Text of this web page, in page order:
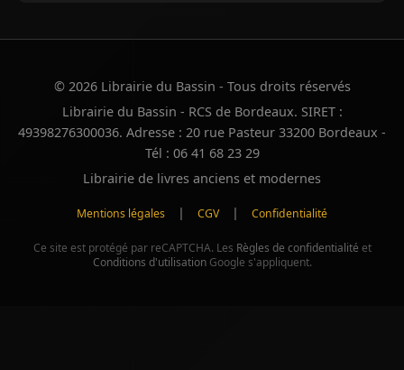
© 2026 Librairie du Bassin - Tous droits réservés
Librairie du Bassin - RCS de Bordeaux. SIRET :
49398276300036. Adresse : 20 rue Pasteur 33200 Bordeaux -
Tél : 06 41 68 23 29
Librairie de livres anciens et modernes
Mentions légales | CGV | Confidentialité
Ce site est protégé par reCAPTCHA. Les Règles de confidentialité et
Conditions d'utilisationGoogle s'appliquent.